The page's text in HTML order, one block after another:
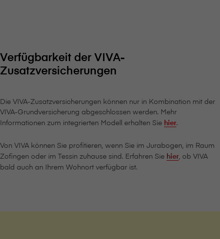
Verfügbarkeit der VIVA-
Zusatzversicherungen
Die VIVA-Zusatzversicherungen können nur in Kombination mit der
VIVA-Grundversicherung abgeschlossen werden. Mehr
Informationen zum integrierten Modell erhalten Sie hier.
Von VIVA können Sie profitieren, wenn Sie im Jurabogen, im Raum
Zofingen oder im Tessin zuhause sind. Erfahren Sie hier, ob VIVA
bald auch an Ihrem Wohnort verfügbar ist.